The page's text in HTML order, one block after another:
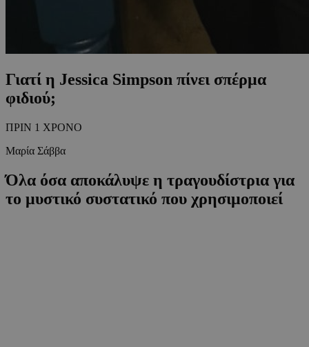
Γιατί η Jessica Simpson πίνει σπέρμα
φιδιού;
ΠΡΙΝ 1 ΧΡΟΝΟ
Μαρία Σάββα
Όλα όσα αποκάλυψε η τραγουδίστρια για
το μυστικό συστατικό που χρησιμοποιεί